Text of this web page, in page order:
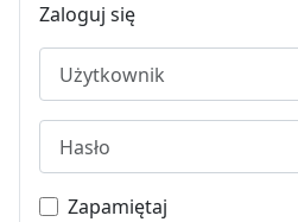
Zaloguj się
Zapamiętaj